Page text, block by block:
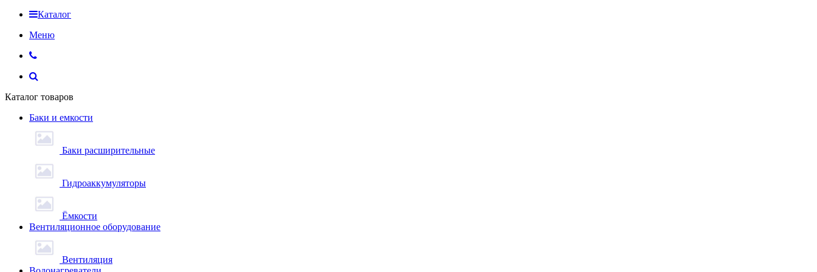
Каталог
Меню
Каталог товаров
Баки и емкости
Баки расширительные
Гидроаккумуляторы
Ёмкости
Вентиляционное оборудование
Вентиляция